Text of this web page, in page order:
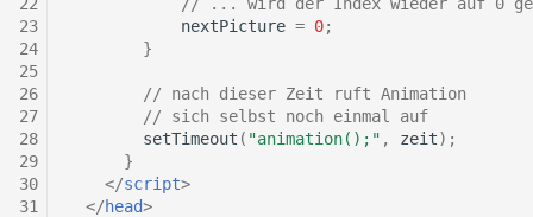
23
24
25
26
27
28
29
30
31
nextPicture = 0;
}
// nach dieser Zeit ruft Animation
// sich selbst noch einmal auf
setTimeout ( "animation();" , zeit);
}
</script>
</head>